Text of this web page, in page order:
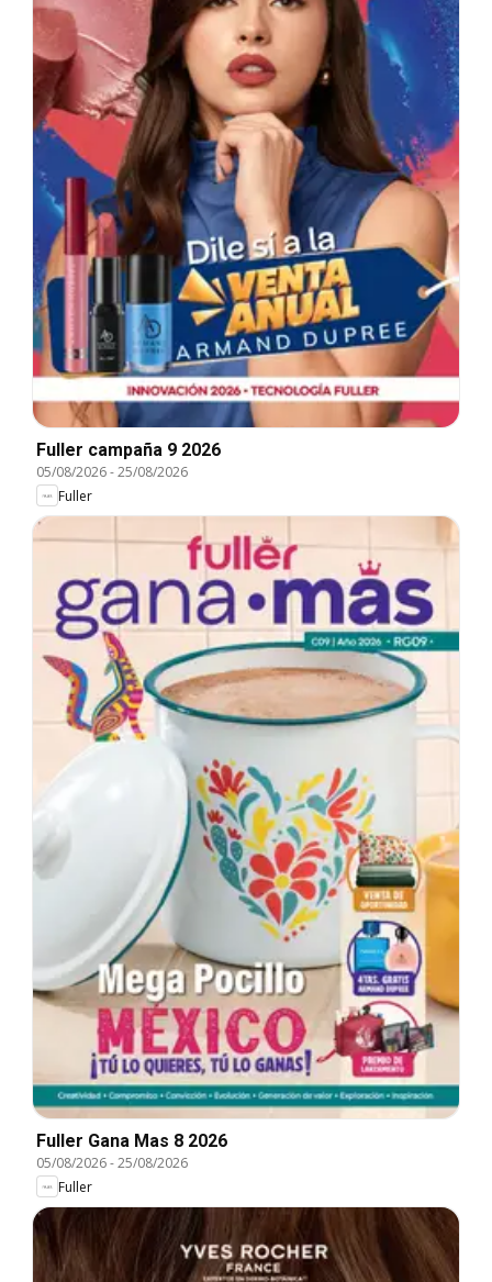
Fuller campaña 9 2026
05/08/2026-25/08/2026
Fuller
Fuller Gana Mas 8 2026
05/08/2026-25/08/2026
Fuller